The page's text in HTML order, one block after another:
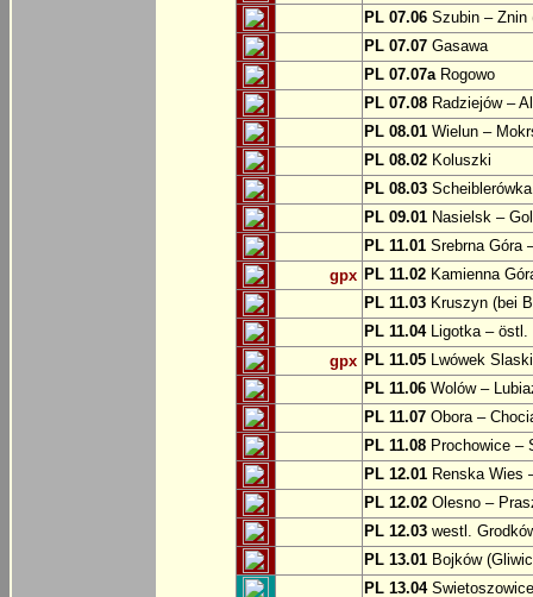
PL 07.06 Szubin – Znin
PL 07.07 Gasawa
PL 07.07aRogowo
PL 07.08 Radziejów –
PL 08.01 Wielun –
PL 08.02 Koluszki
PL 08.03
PL 09.01 Nasielsk –
PL 11.01 Srebrna Góra
gpx PL 11.02 Kamienna
PL 11.03 Kruszyn (bei
PL 11.04Ligotka – östl.
gpx PL 11.05 Lwówek
PL 11.06 Wolów –
PL 11.07 Obora –
PL 11.08 Prochowice –
PL 12.01 Renska Wies
PL 12.02 Olesno –
PL 12.03 westl.
PL 13.01 Bojków
PL 13.04